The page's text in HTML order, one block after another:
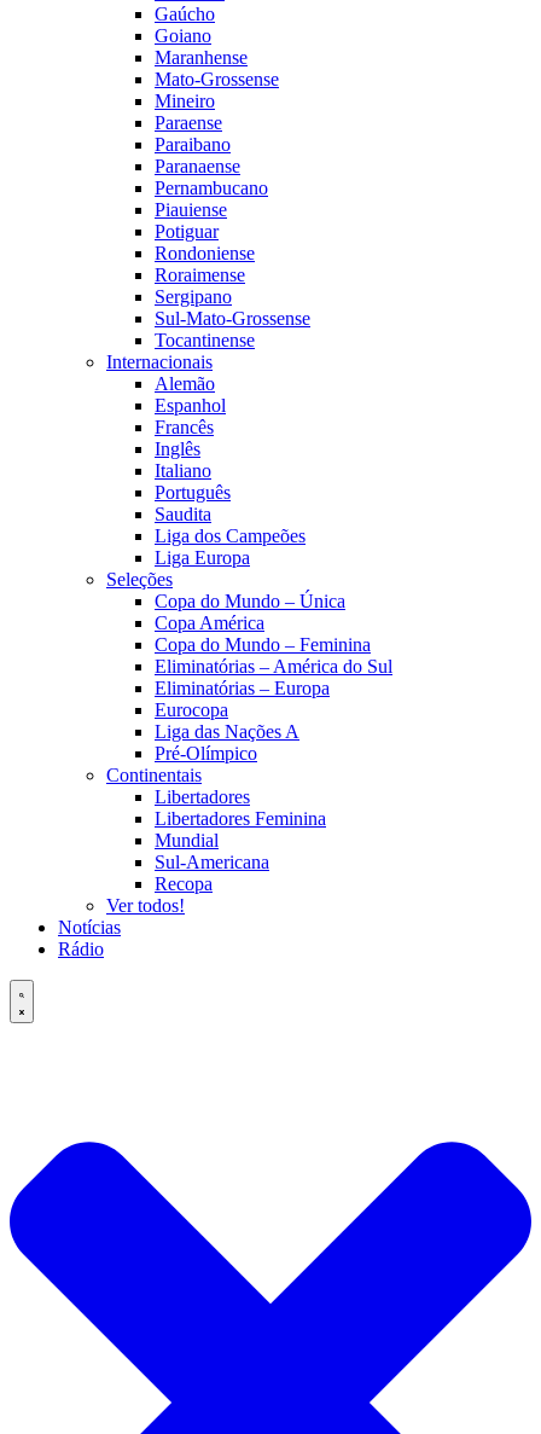
Gaúcho
Goiano
Maranhense
Mato-Grossense
Mineiro
Paraense
Paraibano
Paranaense
Pernambucano
Piauiense
Potiguar
Rondoniense
Roraimense
Sergipano
Sul-Mato-Grossense
Tocantinense
Internacionais
Alemão
Espanhol
Francês
Inglês
Italiano
Português
Saudita
Liga dos Campeões
Liga Europa
Seleções
Copa do Mundo – Única
Copa América
Copa do Mundo – Feminina
Eliminatórias – América do Sul
Eliminatórias – Europa
Eurocopa
Liga das Nações A
Pré-Olímpico
Continentais
Libertadores
Libertadores Feminina
Mundial
Sul-Americana
Recopa
Ver todos!
Notícias
Rádio